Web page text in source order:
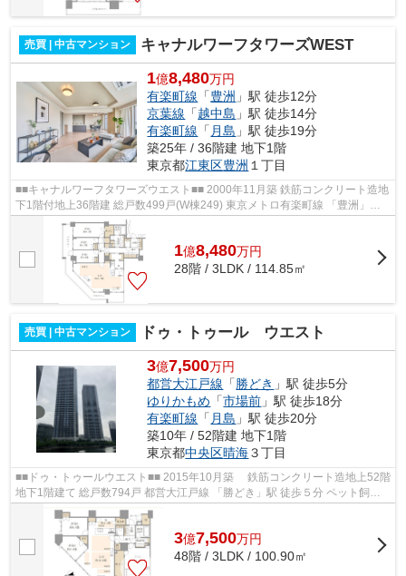
売買 | 中古マンション キャナルワーフタワーズWEST
1億8,480万円
有楽町線 「豊洲 」駅 徒歩12分
京葉線 「越中島 」駅 徒歩14分
有楽町線 「 月島 」駅 徒歩19分
築25年 / 36階建 地下1階
東京都江東区豊洲 １丁目
■■キャナルワーフタワーズウエスト■■ 2000年11月築 鉄筋コンクリート造地
下1階付地上36階建 総戸数499戸(W棟249) 東京メトロ有楽町線 「豊洲」駅
徒歩12分 オートロック 宅配ボック...
1億8,480万円
28階 / 3LDK / 114.85㎡
売買 | 中古マンション ドゥ・トゥール ウエスト
3億7,500万円
都営大江戸線 「 勝どき 」駅 徒歩5分
ゆりかもめ 「市場前 」駅 徒歩18分
有楽町線 「 月島 」駅 徒歩20分
築10年 / 52階建 地下1階
東京都中央区晴海３丁目
■■ドゥ・トゥールウエスト■■ 2015年10月築 鉄筋コンクリート造地上52階
地下1階建て 総戸数794戸 都営大江戸線 「勝どき」駅 徒歩５分 ペット飼育
可能 オートロック・防犯カメラ完...
3億7,500万円
48階 / 3LDK / 100.90㎡